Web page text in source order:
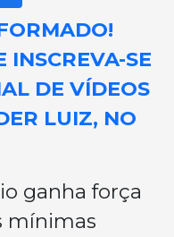
INSCREVA-SE
DE VÍDEOS
LUIZ, NO
ganha força
mínimas